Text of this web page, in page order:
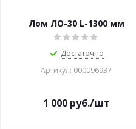
Лом ЛО-30 L-1300 мм
Достаточно
Артикул: 000096937
1 000руб./шт